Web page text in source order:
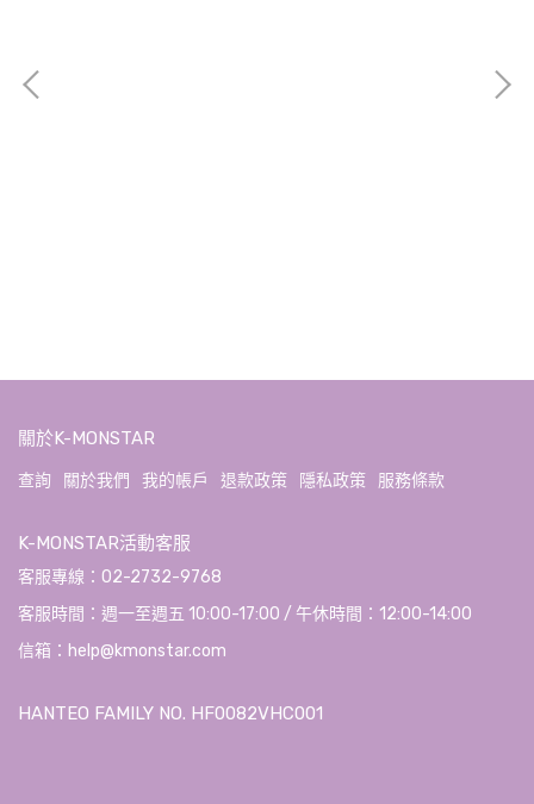
關於K-MONSTAR
查詢 關於我們 我的帳戶 退款政策 隱私政策 服務條款
K-MONSTAR活動客服
客服專線：02-2732-9768
客服時間：週一至週五 10:00-17:00 / 午休時間：12:00-14:00
信箱：help@kmonstar.com
HANTEO FAMILY NO. HF0082VHC001